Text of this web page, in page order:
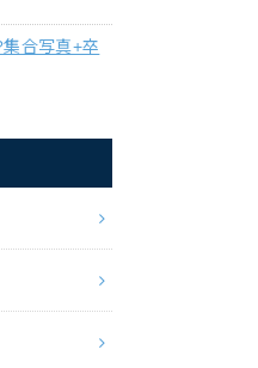
合写真+卒